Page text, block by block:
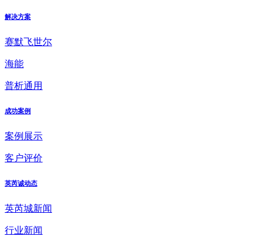
解决方案
赛默飞世尔
海能
普析通用
成功案例
案例展示
客户评价
英芮诚动态
英芮城新闻
行业新闻